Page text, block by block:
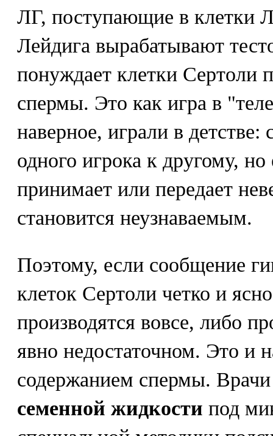
ЛГ, поступающие в клетки
Лейдига вырабатывают
понуждает клетки Сертоли
спермы. Это как игра в
наверное, играли в детстве:
одного игрока к другому, но
принимает или передает
становится неузнаваемым.
Поэтому, если сообщение
клеток Сертоли четко и
производятся вовсе, либо
явно недостаточном. Это и
содержанием спермы.
семенной жидкости под